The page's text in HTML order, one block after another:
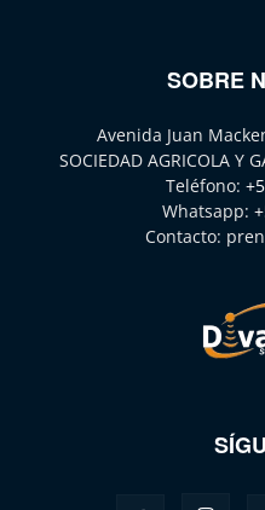
SOBRE
Avenida Juan
SOCIEDAD AGRICOLA Y
Teléfono:
Whatsapp:
Contacto: